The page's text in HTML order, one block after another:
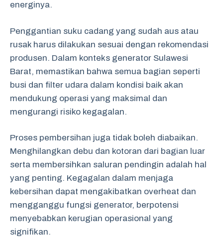
energinya.
Penggantian suku cadang yang sudah aus atau
rusak harus dilakukan sesuai dengan rekomendasi
produsen. Dalam konteks generator Sulawesi
Barat, memastikan bahwa semua bagian seperti
busi dan filter udara dalam kondisi baik akan
mendukung operasi yang maksimal dan
mengurangi risiko kegagalan.
Proses pembersihan juga tidak boleh diabaikan.
Menghilangkan debu dan kotoran dari bagian luar
serta membersihkan saluran pendingin adalah hal
yang penting. Kegagalan dalam menjaga
kebersihan dapat mengakibatkan overheat dan
mengganggu fungsi generator, berpotensi
menyebabkan kerugian operasional yang
signifikan.